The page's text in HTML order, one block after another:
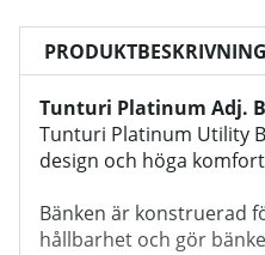
PRODUKTBESKRIVNING
Tunturi Platinum Adj.
Tunturi Platinum Utility
design och höga
Bänken är konstruerad
hållbarhet och gör